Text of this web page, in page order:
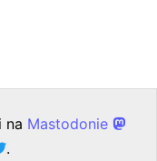
na Mastodonie
.